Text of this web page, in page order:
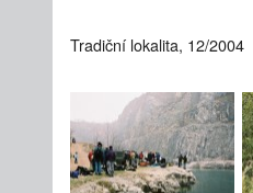
Tradiční lokalita, 12/2004